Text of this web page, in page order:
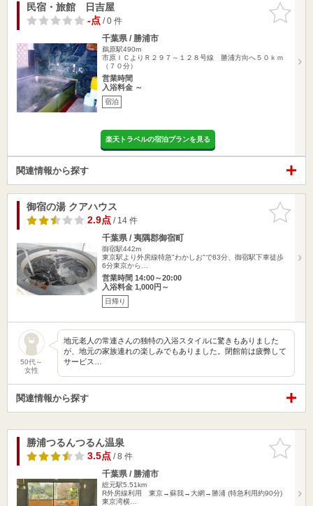
お気に入
りに追加
民宿・旅館 日吉屋
-点/ 0 件
千葉県 / 勝浦市
鵜原駅490m
市原ＩＣよりＲ２９７～１２８号線 勝浦方向へ５０ｋｍ
（７０分）
営業時間
入浴料金 ～
宿泊
楽天トラベルの宿泊プランを見る
関連情報から探す
お気に入
りに追加
御宿の湯 クアハウス
2.9点/ 14 件
千葉県 / 夷隅郡御宿町
御宿駅442m
東京駅より外房線特急"わかしお"で83分、御宿駅下車徒歩
6分東京から…
営業時間 14:00～20:00
入浴料金 1,000円～
日帰り
50代～
女性
地元老人の常連さんの独特の入浴スタイルに驚きもありました
が、地元の家族連れの楽しみでもありました。閉館前は疲弊して
サービス…
関連情報から探す
お気に入
りに追加
勝浦つるんつるん温泉
3.5点/ 8 件
千葉県 / 勝浦市
総元駅5.51km
R外房線利用 東京→蘇我→大網→勝浦 (特急利用約90分)
東京湾横…